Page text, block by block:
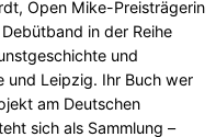
Open Mike-Preisträgerin
in der Reihe
und
und Leipzig. Ihr Buch wer
am Deutschen
sich als Sammlung –